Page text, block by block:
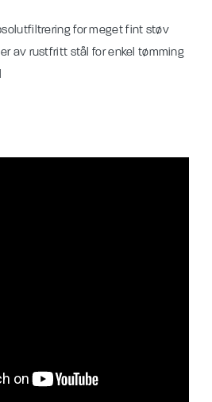
for meget fint støv
av rustfritt stål for enkel tømming